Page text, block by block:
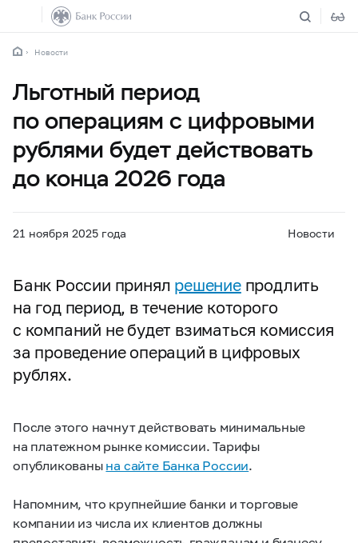
Новости
Льготный период
по операциям с цифровыми
рублями будет действовать
до конца 2026 года
21 ноября 2025 года Новости
Банк России принял решениепродлить
на год период, в течение которого
с компаний не будет взиматься комиссия
за проведение операций в цифровых
рублях.
После этого начнут действовать минимальные
на платежном рынке комиссии. Тарифы
опубликованы на сайте Банка России.
Напомним, что крупнейшие банки и торговые
компании из числа их клиентов должны